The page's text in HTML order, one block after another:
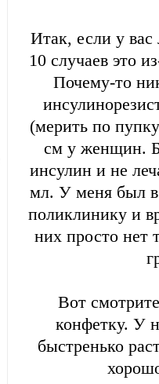
Итак, если у
10 случаев это
Почему-то
(мерить по
см у женщин.
инсулин и не
мл. У меня был
поликлинику и
них просто нет
Вот
конфетку. У
быстренько